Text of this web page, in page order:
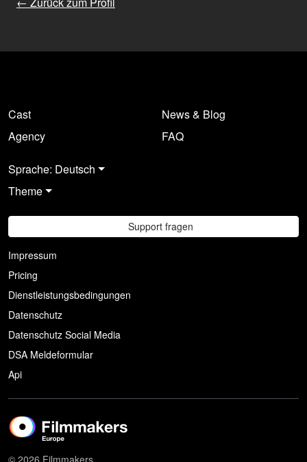
Cast
Agency
News & Blog
FAQ
Sprache: Deutsch
Theme
Support fragen
Impressum
Pricing
Dienstleistungsbedingungen
Datenschutz
Datenschutz Social Media
DSA Meldeformular
Api
© 2026 Filmmakers